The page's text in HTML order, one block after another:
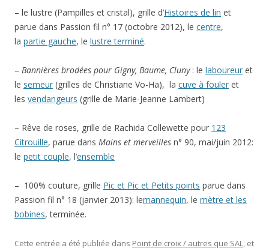
– le lustre (Pampilles et cristal), grille d’Histoires de lin et
parue dans Passion fil n° 17 (octobre 2012), le centre,
la partie gauche, le lustre terminé.
– Bannières brodées pour Gigny, Baume, Cluny : le laboureur et
le semeur (grilles de Christiane Vo-Ha), la cuve à fouler et
les vendangeurs (grille de Marie-Jeanne Lambert)
– Rêve de roses, grille de Rachida Collewette pour 123
Citrouille, parue dans Mains et merveilles n° 90, mai/juin 2012:
le petit couple, l’ensemble
– 100% couture, grille Pic et Pic et Petits points parue dans
Passion fil n° 18 (janvier 2013): lemannequin, le mètre et les
bobines, terminée.
Cette entrée a été publiée dans Point de croix / autres que SAL
, et